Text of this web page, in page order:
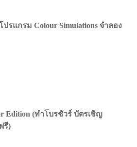
ปรแกรม Colour Simulations จำลอง
Edition (ทำโบรชัวร์ บัตรเชิญ
รี)